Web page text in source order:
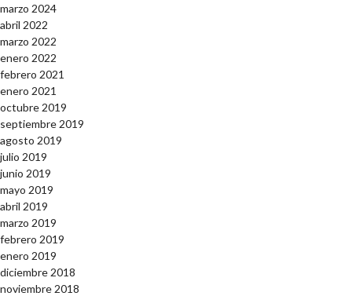
marzo 2024
abril 2022
marzo 2022
enero 2022
febrero 2021
enero 2021
octubre 2019
septiembre 2019
agosto 2019
julio 2019
junio 2019
mayo 2019
abril 2019
marzo 2019
febrero 2019
enero 2019
diciembre 2018
noviembre 2018